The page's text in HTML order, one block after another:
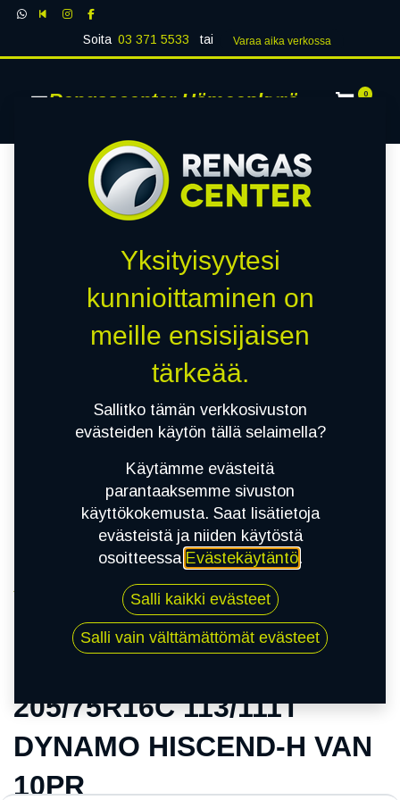
Soita 03 371 5533 tai Varaa aika verk​​​​ossa
Rengascenter Hämeenkyrö 0
205/75R16C 113/111T DYNAMO HISCEND-H
VAN 10PR
205/75R16C 113/111T
DYNAMO HISCEND-H VAN
10PR
Yksityisyytesi
kunnioittaminen on
meille ensisijaisen
tärkeää.
Sallitko tämän verkkosivuston
evästeiden käytön tällä selaimella?
Käytämme evästeitä
parantaaksemme sivuston
käyttökokemusta. Saat lisätietoja
evästeistä ja niiden käytöstä
osoitteessa Evästekäytäntö.
Salli kaikki evästeet
Salli vain välttämättömät evästeet